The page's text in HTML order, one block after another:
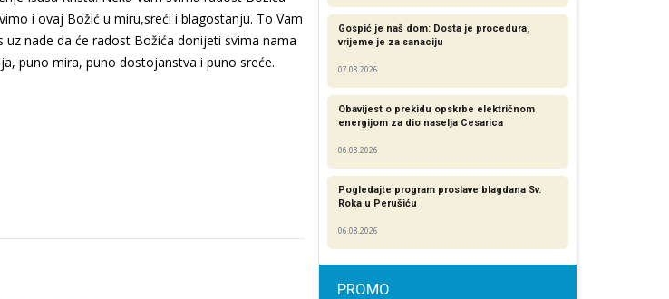
i ovaj Božić u miru,sreći i blagostanju. To Vam
uz nade da će radost Božića donijeti svima nama
puno mira, puno dostojanstva i puno sreće.
Gospić je naš dom: Dosta je procedura,
vrijeme je za sanaciju
07.08.2026
Obavijest o prekidu opskrbe električnom
energijom za dio naselja Cesarica
06.08.2026
Pogledajte program proslave blagdana Sv.
Roka u Perušiću
06.08.2026
PROMO